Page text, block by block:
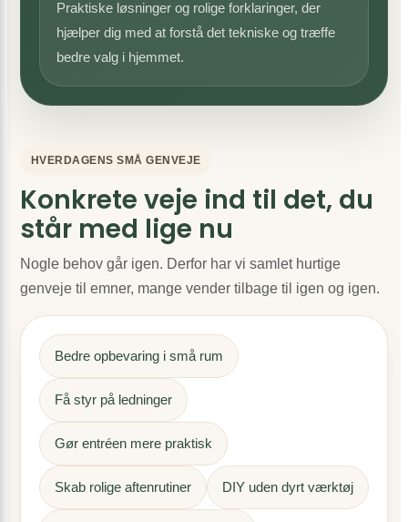
Praktiske løsninger og rolige forklaringer, der
hjælper dig med at forstå det tekniske og træffe
bedre valg i hjemmet.
HVERDAGENS SMÅ GENVEJE
Konkrete veje ind til det, du
står med lige nu
Nogle behov går igen. Derfor har vi samlet hurtige
genveje til emner, mange vender tilbage til igen og igen.
Bedre opbevaring i små rum
Få styr på ledninger
Gør entréen mere praktisk
Skab rolige aftenrutiner DIY uden dyrt værktøj